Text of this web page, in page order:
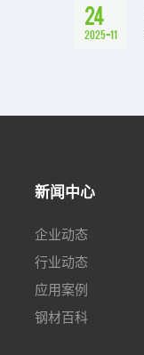
24
2025-11
新闻中心
企业动态
行业动态
应用案例
钢材百科